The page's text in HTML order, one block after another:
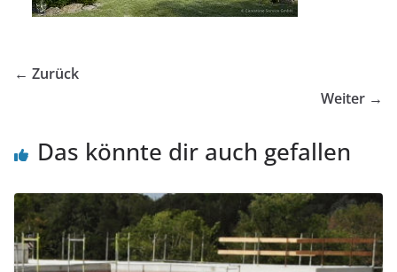
← Zurück
Weiter →
Das könnte dir auch gefallen